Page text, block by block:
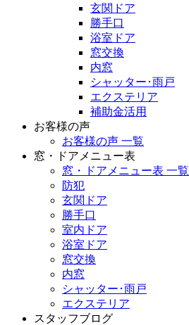
玄関ドア
勝手口
浴室ドア
窓交換
内窓
シャッター･雨戸
エクステリア
補助金活用
お客様の声
お客様の声 一覧
窓・ドアメニュー表
窓・ドアメニュー表 一覧
防犯
玄関ドア
勝手口
室内ドア
浴室ドア
窓交換
内窓
シャッター･雨戸
エクステリア
スタッフブログ